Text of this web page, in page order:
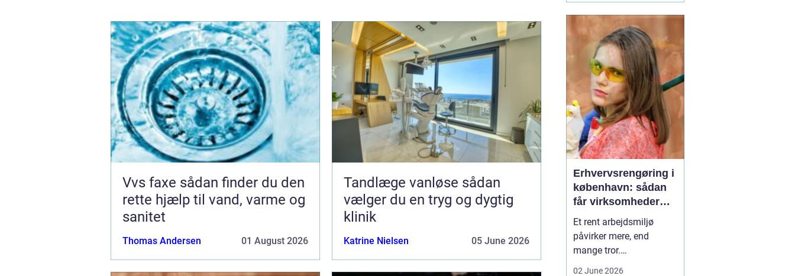
Vvs faxe sådan finder du den
rette hjælp til vand, varme og
sanitet
Thomas Andersen 01 August 2026
Tandlæge vanløse sådan
vælger du en tryg og dygtig
klinik
Katrine Nielsen 05 June 2026
du kan føle dig tryg, blive
taget alvorligt og få
grundig behandling ...
Erhvervsrengøring i
københavn: sådan
får virksomheder
mere ud af
hverdagen
Et rent arbejdsmiljø
påvirker mere, end
mange tror.
02 June 2026